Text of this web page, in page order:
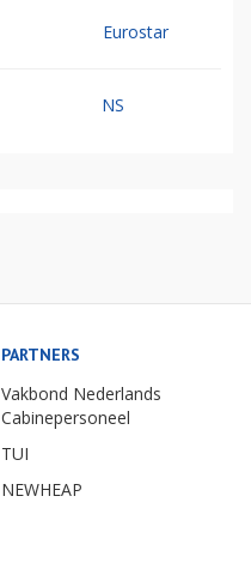
Eurostar
NS
PARTNERS
Vakbond Nederlands
Cabinepersoneel
TUI
NEWHEAP